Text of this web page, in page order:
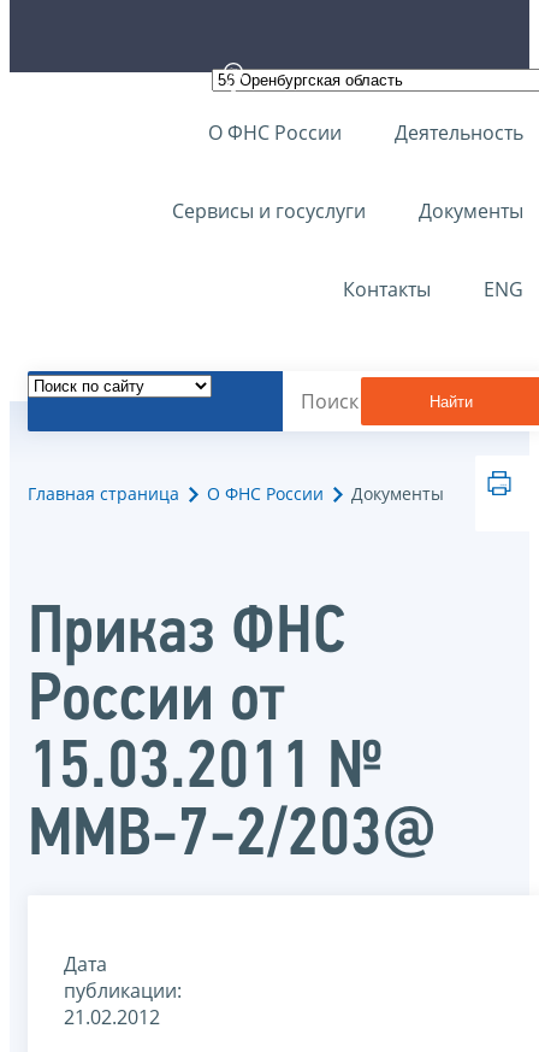
О ФНС России Деятельность
Сервисы и госуслуги Документы
Контакты ENG
Найти
Главная страница О ФНС России Документы
Приказ ФНС
России от
15.03.2011 №
ММВ-7-2/203@
Дата
публикации:
21.02.2012